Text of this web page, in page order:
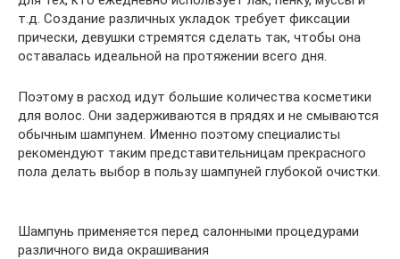
т.д. Создание различных укладок требует фиксации
прически, девушки стремятся сделать так, чтобы она
оставалась идеальной на протяжении всего дня.
Поэтому в расход идут большие количества косметики
для волос. Они задерживаются в прядях и не смываются
обычным шампунем. Именно поэтому специалисты
рекомендуют таким представительницам прекрасного
пола делать выбор в пользу шампуней глубокой очистки.
Шампунь применяется перед салонными процедурами
различного вида окрашивания